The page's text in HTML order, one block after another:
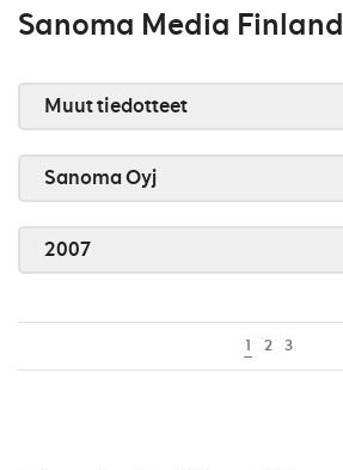
Sanoma Media Finland
Muut tiedotteet
Sanoma Oyj
2007
1 2 3